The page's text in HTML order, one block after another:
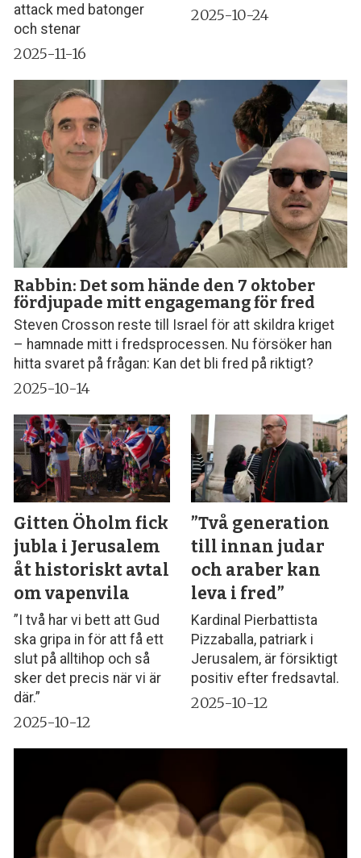
attack med batonger
och stenar
2025-11-16
2025-10-24
Rabbin: Det som hände den 7 oktober
fördjupade mitt engagemang för fred
Steven Crosson reste till Israel för att skildra kriget
– hamnade mitt i fredsprocessen. Nu försöker han
hitta svaret på frågan: Kan det bli fred på riktigt?
2025-10-14
Gitten Öholm fick
jubla i Jerusalem
åt historiskt avtal
om vapenvila
”I två har vi bett att Gud
ska gripa in för att få ett
slut på alltihop och så
sker det precis när vi är
där.”
2025-10-12
”Två generation
till innan judar
och araber kan
leva i fred”
Kardinal Pierbattista
Pizzaballa, patriark i
Jerusalem, är försiktigt
positiv efter fredsavtal.
2025-10-12